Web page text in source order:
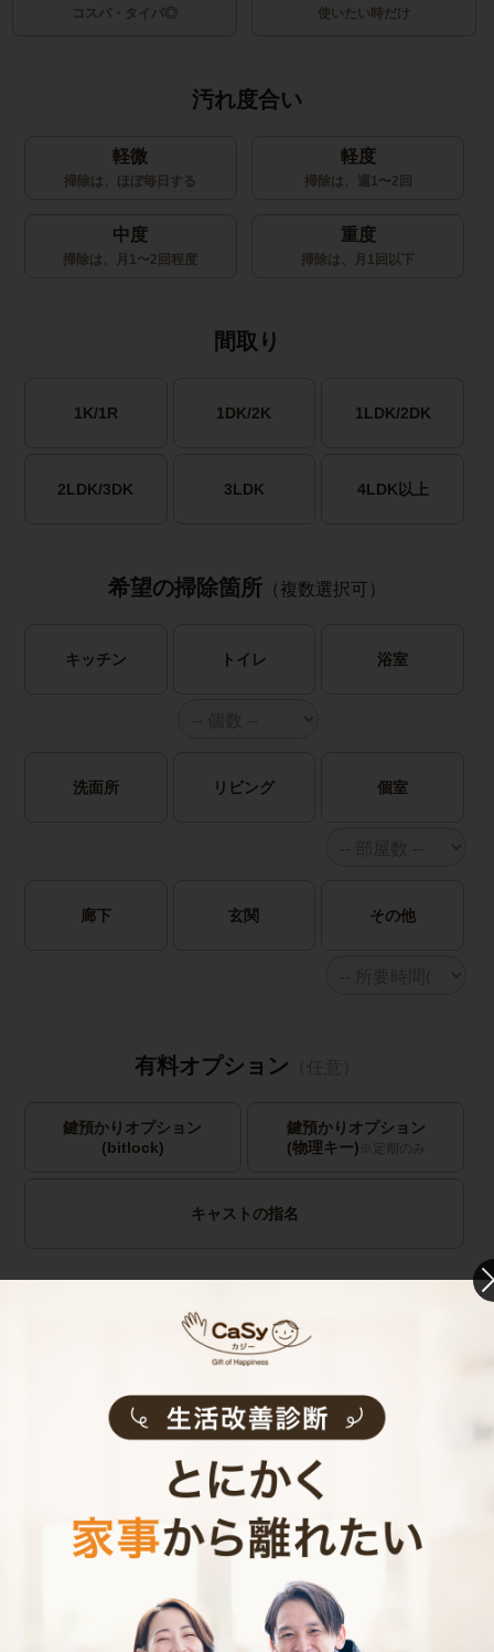
コスパ・タイパ◎ 使いたい時だけ
汚れ度合い
軽微
掃除は、ほぼ毎日する
軽度
掃除は、週1〜2回
中度
掃除は、月1〜2回程度
重度
掃除は、月1回以下
間取り
1K/1R 1DK/2K 1LDK/2DK
2LDK/3DK 3LDK 4LDK以上
希望の掃除箇所 （複数選択可）
キッチン トイレ 浴室
洗面所 リビング 個室
廊下 玄関 その他
有料オプション
鍵預かりオプション
(bitlock)
鍵預かりオプション
(物理キー) ※定期のみ
キャストの指名
お見積り内容
ご利用時間
料金（税込・交通費込）
他社との比較